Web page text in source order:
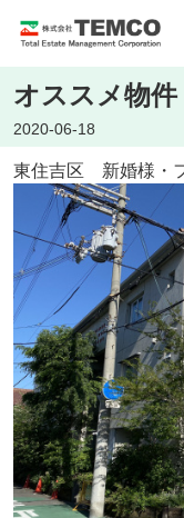
オススメ物件
2020-06-18
東住吉区 新婚様・